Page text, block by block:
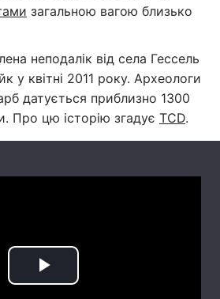
загальною вагою близько
неподалік від села Гессель
у квітні 2011 року. Археологи
датується приблизно 1300
Про цю історію згадує TCD.